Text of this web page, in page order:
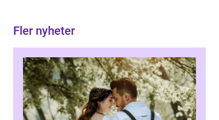
Fler nyheter